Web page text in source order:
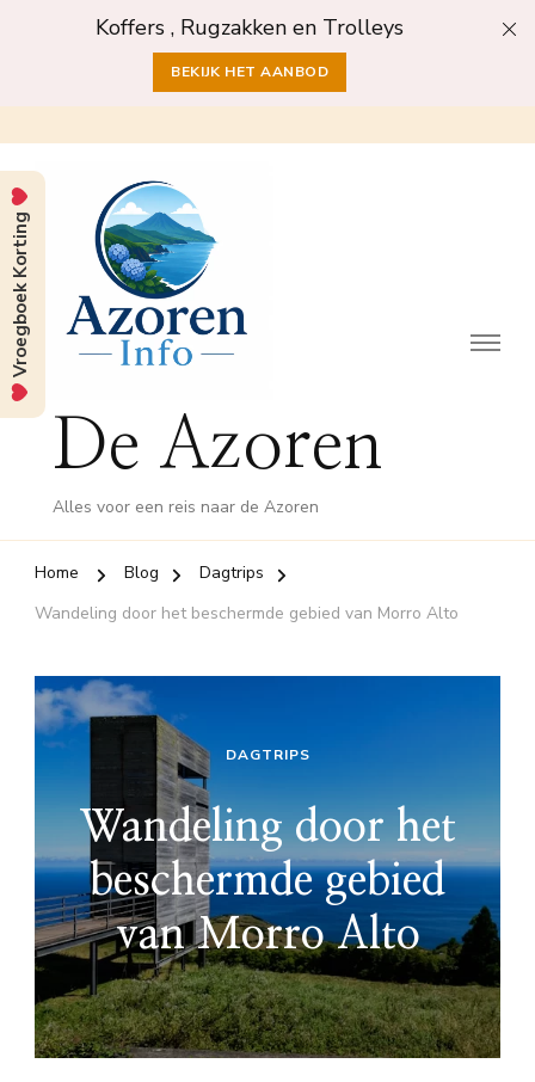
Koffers , Rugzakken en Trolleys
BEKIJK HET AANBOD
De Azoren
Alles voor een reis naar de Azoren
Home Blog
Dagtrips
Wandeling door het beschermde gebied van Morro Alto
DAGTRIPS
Wandeling door het
beschermde gebied
van Morro Alto
Vroegboek Korting